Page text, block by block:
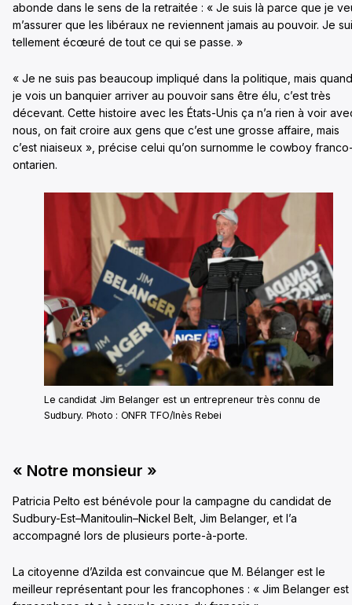
abonde dans le sens de la retraitée : « Je suis là parce que je
m’assurer que les libéraux ne reviennent jamais au pouvoir. Je
tellement écœuré de tout ce qui se passe. »
« Je ne suis pas beaucoup impliqué dans la politique, mais quand
je vois un banquier arriver au pouvoir sans être élu, c’est très
décevant. Cette histoire avec les États-Unis ça n’a rien à voir
nous, on fait croire aux gens que c’est une grosse affaire, mais
c’est niaiseux », précise celui qu’on surnomme le cowboy
ontarien.
Le candidat Jim Belanger est un entrepreneur très connu de
Sudbury. Photo : ONFR TFO/Inès Rebei
« Notre monsieur »
Patricia Pelto est bénévole pour la campagne du candidat de
Sudbury-Est–Manitoulin–Nickel Belt, Jim Belanger, et l’a
accompagné lors de plusieurs porte-à-porte.
La citoyenne d’Azilda est convaincue que M. Bélanger est le
meilleur représentant pour les francophones : « Jim Belanger est